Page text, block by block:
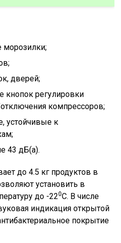
морозилки;
дверей;
кнопок регулировки
компрессоров;
устойчивые к
43 дБ(а).
до 4.5 кг продуктов в
установить в
до -220С. В числе
индикация открытой
покрытие